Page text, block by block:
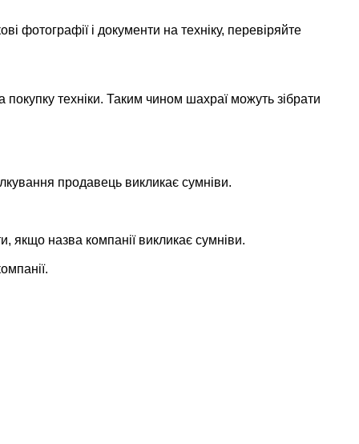
фотографії і документи на техніку, перевіряйте
техніки. Таким чином шахраї можуть зібрати
продавець викликає сумніви.
якщо назва компанії викликає сумніви.